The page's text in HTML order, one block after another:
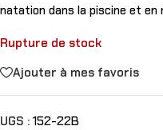
natation dans la piscine et en
Rupture de stock
Ajouter à mes favoris
UGS : 152-22B